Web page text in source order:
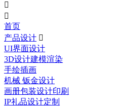


首页
产品设计 
UI界面设计
3D设计建模渲染
手绘插画
机械 钣金设计
画册包装设计印刷
IP礼品设计定制